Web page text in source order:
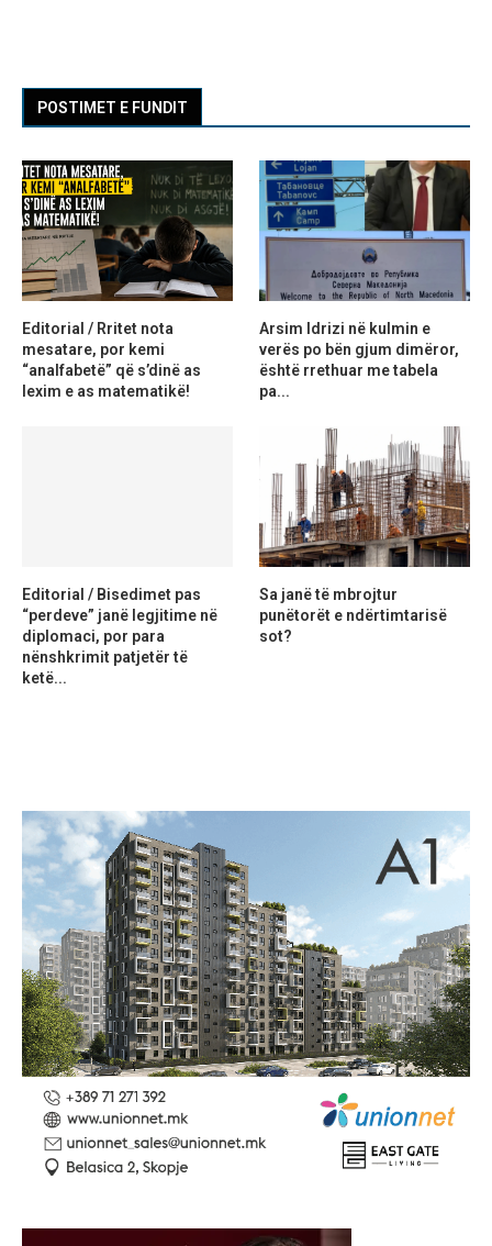
POSTIMET E FUNDIT
Editorial / Rritet nota
mesatare, por kemi
“analfabetë” që s’dinë as
lexim e as matematikë!
Arsim Idrizi në kulmin e
verës po bën gjum dimëror,
është rrethuar me tabela
pa...
Editorial / Bisedimet pas
“perdeve” janë legjitime në
diplomaci, por para
nënshkrimit patjetër të
ketë...
Sa janë të mbrojtur
punëtorët e ndërtimtarisë
sot?